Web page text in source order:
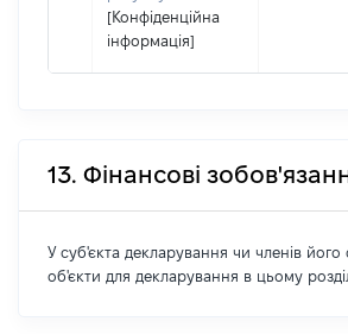
[Конфіденційна
інформація]
13. Фінансові
У суб'єкта декларування чи членів його
об'єкти для декларування в цьому